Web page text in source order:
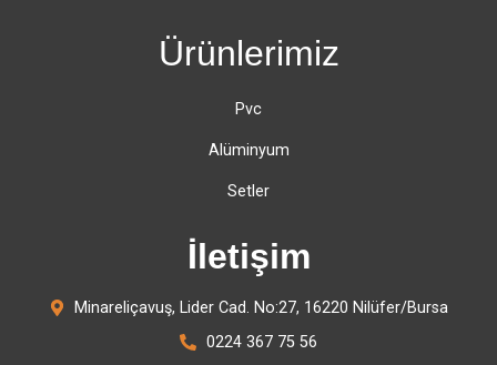
Ürünlerimiz
Pvc
Alüminyum
Setler
İletişim
Minareliçavuş, Lider Cad. No:27, 16220 Nilüfer/Bursa
0224 367 75 56